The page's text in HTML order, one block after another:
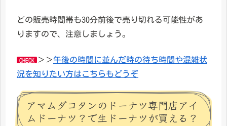
どの販売時間帯も30分前後で売り切れる可能性があ
りますので、注意しましょう。
CHECK ＞＞午後の時間 に並んだ時の待ち時間や混雑状
況を知りたい方はこちらもどうぞ
アマムダコタンのドーナツ専門店アイ
ムドーナツ？で生ドーナツが買える？